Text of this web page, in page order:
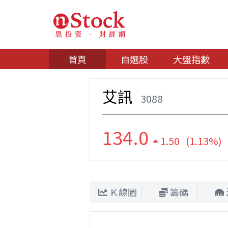
首頁 自選股 大盤指數
艾訊 3088
134.0 1.50 (1.13%)
Ｋ線圖 籌碼